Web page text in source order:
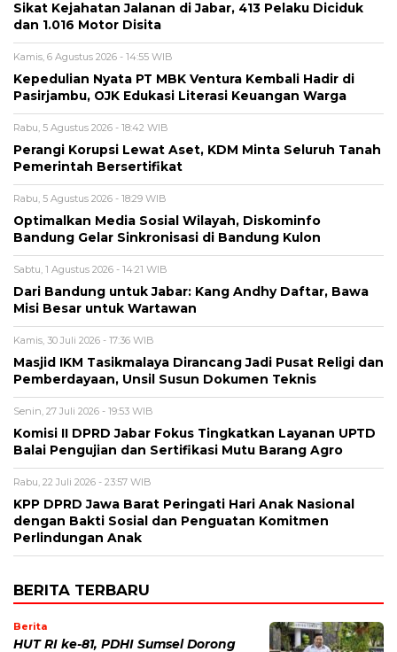
Sikat Kejahatan Jalanan di Jabar, 413 Pelaku Diciduk
dan 1.016 Motor Disita ‎
Kamis, 6 Agustus 2026 - 14:55 WIB
Kepedulian Nyata PT MBK Ventura Kembali Hadir di
Pasirjambu, OJK Edukasi Literasi Keuangan Warga
Rabu, 5 Agustus 2026 - 18:42 WIB
Perangi Korupsi Lewat Aset, KDM Minta Seluruh Tanah
Pemerintah Bersertifikat
Rabu, 5 Agustus 2026 - 18:29 WIB
Optimalkan Media Sosial Wilayah, Diskominfo
Bandung Gelar Sinkronisasi di Bandung Kulon
Sabtu, 1 Agustus 2026 - 14:21 WIB
Dari Bandung untuk Jabar: Kang Andhy Daftar, Bawa
Misi Besar untuk Wartawan
Kamis, 30 Juli 2026 - 17:36 WIB
Masjid IKM Tasikmalaya Dirancang Jadi Pusat Religi dan
Pemberdayaan, Unsil Susun Dokumen Teknis
Senin, 27 Juli 2026 - 19:53 WIB
Komisi II DPRD Jabar Fokus Tingkatkan Layanan UPTD
Balai Pengujian dan Sertifikasi Mutu Barang Agro
Rabu, 22 Juli 2026 - 23:57 WIB
KPP DPRD Jawa Barat Peringati Hari Anak Nasional
dengan Bakti Sosial dan Penguatan Komitmen
Perlindungan Anak
BERITA TERBARU
Berita
HUT RI ke-81, PDHI Sumsel Dorong